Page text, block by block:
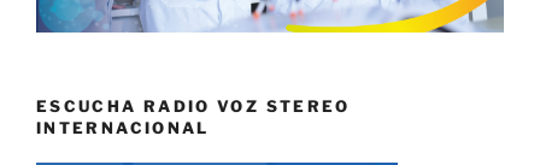
ESCUCHA RADIO VOZ STEREO
INTERNACIONAL